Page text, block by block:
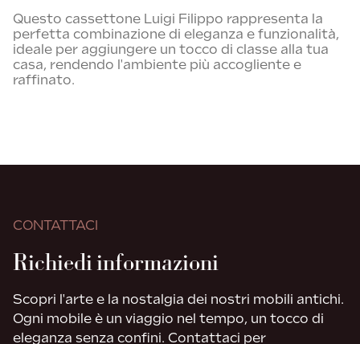
Questo cassettone Luigi Filippo rappresenta la
perfetta combinazione di eleganza e funzionalità,
ideale per aggiungere un tocco di classe alla tua
casa, rendendo l'ambiente più accogliente e
raffinato.
CONTATTACI
Richiedi informazioni
Scopri l'arte e la nostalgia dei nostri mobili antichi.
Ogni mobile è un viaggio nel tempo, un tocco di
eleganza senza confini. Contattaci per